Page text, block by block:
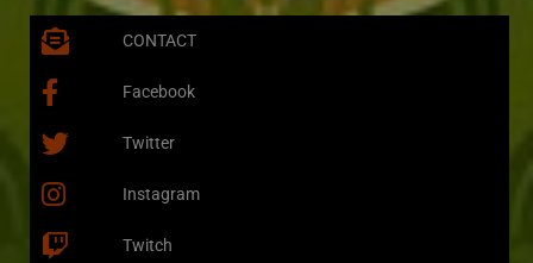
CONTACT
Facebook
Twitter
Instagram
Twitch